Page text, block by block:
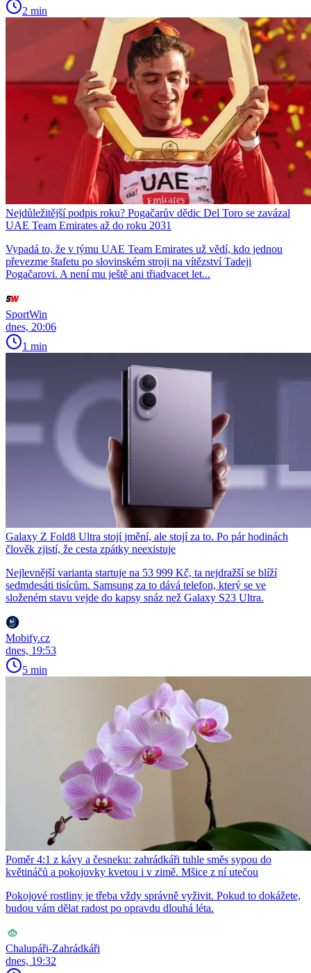
2 min
Nejdůležitější podpis roku? Pogačarův dědic Del Toro se zavázal
UAE Team Emirates až do roku 2031
Vypadá to, že v týmu UAE Team Emirates už vědí, kdo jednou
převezme štafetu po slovinském stroji na vítězství Tadeji
Pogačarovi. A není mu ještě ani třiadvacet let...
SportWin
dnes, 20:06
1 min
Galaxy Z Fold8 Ultra stojí jmění, ale stojí za to. Po pár hodinách
člověk zjistí, že cesta zpátky neexistuje
Nejlevnější varianta startuje na 53 999 Kč, ta nejdražší se blíží
sedmdesáti tisícům. Samsung za to dává telefon, který se ve
složeném stavu vejde do kapsy snáz než Galaxy S23 Ultra.
Mobify.cz
dnes, 19:53
5 min
Poměr 4:1 z kávy a česneku: zahrádkáři tuhle směs sypou do
květináčů a pokojovky kvetou i v zimě. Mšice z ní utečou
Pokojové rostliny je třeba vždy správně vyživit. Pokud to dokážete,
budou vám dělat radost po opravdu dlouhá léta.
Chalupáři-Zahrádkáři
dnes, 19:32